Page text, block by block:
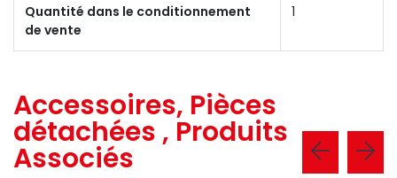
Quantité dans le conditionnement
de vente
1
Accessoires, Pièces
détachées , Produits
Associés